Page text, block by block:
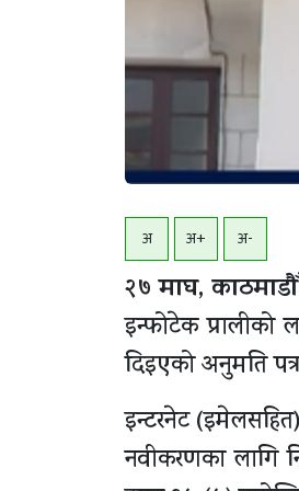
अ अ+ अ-
२७ माघ,
इन्फोटेक
दिइएको अनुमति
इन्टरनेट
नवीकरणका लागि